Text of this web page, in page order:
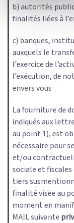
b) autorités
finalités liées à
c) banques,
auxquels le
l’exercice de
l’exécution, de
envers vous
La fourniture de
indiqués aux
au point 1), est
nécessaire pour
et/ou
sociale et
tiers
finalité visée au
moment en
MAIL suivante